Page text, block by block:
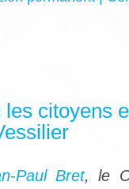
citoyens
Paul Bret, le